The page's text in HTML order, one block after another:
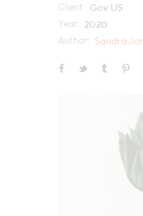
Client: Gov US
Year: 2020
Author: Sandra